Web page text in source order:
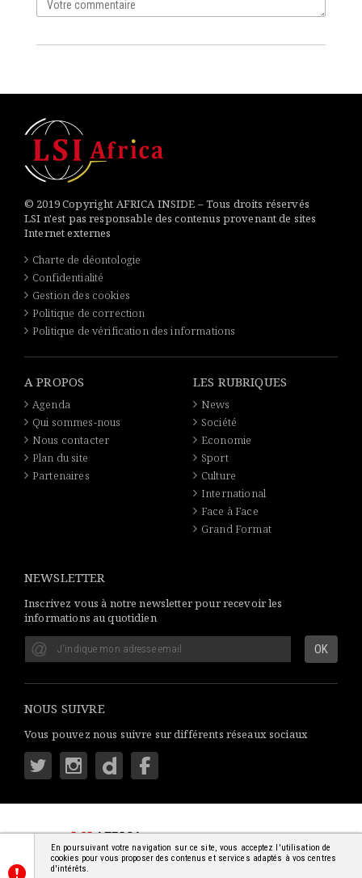
© 2019 Copyright AFRICA INSIDE – Tous droits réservés
LSI n'est pas responsable des contenus provenant de sites
Internet externes
Charte de déontologie
Confidentialité
Gestion des cookies
Politique de correction
Politique de vérification des informations
A PROPOS
Agenda
Qui sommes-nous
Nous contacter
Plan du site
Partenaires
LES RUBRIQUES
News
Société
Economie
Sport
Culture
International
Face à Face
Grand Format
NEWSLETTER
Inscrivez vous à notre newsletter pour recevoir les
informations au quotidien
NOUS SUIVRE
Vous pouvez nous suivre sur différents réseaux sociaux
LSIAFRICA: S'INFORMER SIMPLEMENT
© 2018-2026 - TOUS DROITS RÉSERVÉS
En poursuivant votre navigation sur ce site, vous acceptez l'utilisation de
cookies pour vous proposer des contenus et services adaptés à vos centres
d'intérêts.